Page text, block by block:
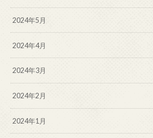
2024年5月
2024年4月
2024年3月
2024年2月
2024年1月